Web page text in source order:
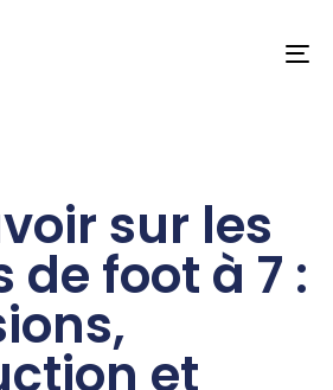
sur les
de foot à 7 :
et